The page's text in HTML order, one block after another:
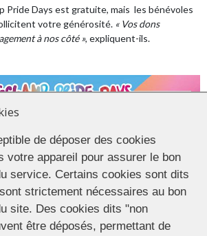
Pride Days est gratuite, mais les bénévoles
votre générosité. « Vos dons
à nos côté », expliquent-ils.
de déposer des cookies
votre appareil pour assurer le bon
service. Certains cookies sont dits
strictement nécessaires au bon
site. Des cookies dits "non
être déposés, permettant de